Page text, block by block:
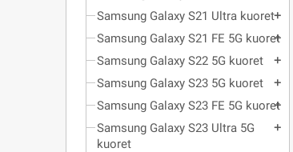
Samsung Galaxy S21 Ultra kuoretadd
Samsung Galaxy S21 FE 5G kuoret
add
Samsung Galaxy S22 5G kuoret add
Samsung Galaxy S23 5G kuoret add
Samsung Galaxy S23 FE 5G kuoret
add
Samsung Galaxy S23 Ultra 5G
kuoret
add